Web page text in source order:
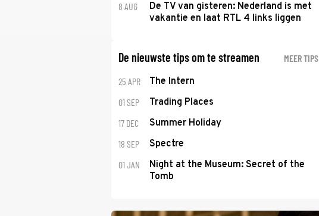
8 AUG
De TV van gisteren: Nederland is met
vakantie en laat RTL 4 links liggen
De nieuwste tips om te streamen MEER TIPS
25 APR The Intern
01 SEP Trading Places
17 DEC Summer Holiday
18 SEP Spectre
01 JAN
Night at the Museum: Secret of the
Tomb